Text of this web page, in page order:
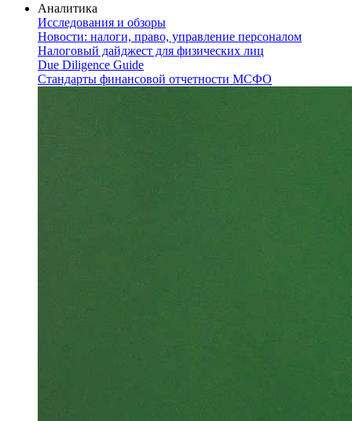
Аналитика
Исследования и обзоры
Новости: налоги, право, управление персоналом
Налоговый дайджест для физических лиц
Due Diligence Guide
Стандарты финансовой отчетности МСФО